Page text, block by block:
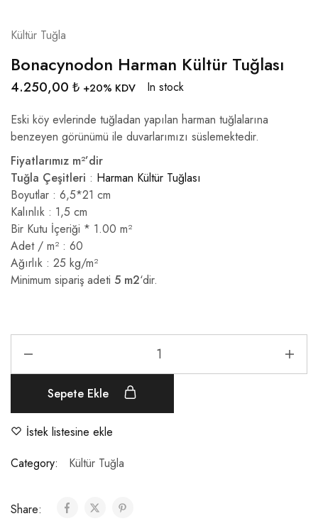
Kültür Tuğla
Bonacynodon Harman Kültür Tuğlası
4.250,00 ₺ +20% KDV
In stock
Eski köy evlerinde tuğladan yapılan harman tuğlalarına
benzeyen görünümü ile duvarlarımızı süslemektedir.
Fiyatlarımız m²’dir
Tuğla Çeşitleri : Harman Kültür Tuğlası
Boyutlar : 6,5*21 cm
Kalınlık : 1,5 cm
Bir Kutu İçeriği * 1.00 m²
Adet / m² : 60
Ağırlık : 25 kg/m²
Minimum sipariş adeti 5 m2‘dir.
Sepete Ekle
İstek listesine ekle
Category:
Kültür Tuğla
Share: